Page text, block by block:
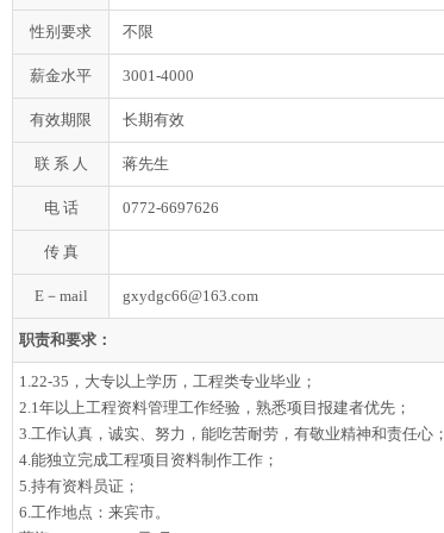
性别要求 不限
薪金水平 3001-4000
有效期限 长期有效
联 系 人 蒋先生
电 话 0772-6697626
传 真
E－mail gxydgc66@163.com
职责和要求：
1.22-35，大专以上学历，工程类专业毕业；
2.1年以上工程资料管理工作经验，熟悉项目报建者优先；
3.工作认真，诚实、努力，能吃苦耐劳，有敬业精神和责任心；
4.能独立完成工程项目资料制作工作；
5.持有资料员证；
6.工作地点：来宾市。